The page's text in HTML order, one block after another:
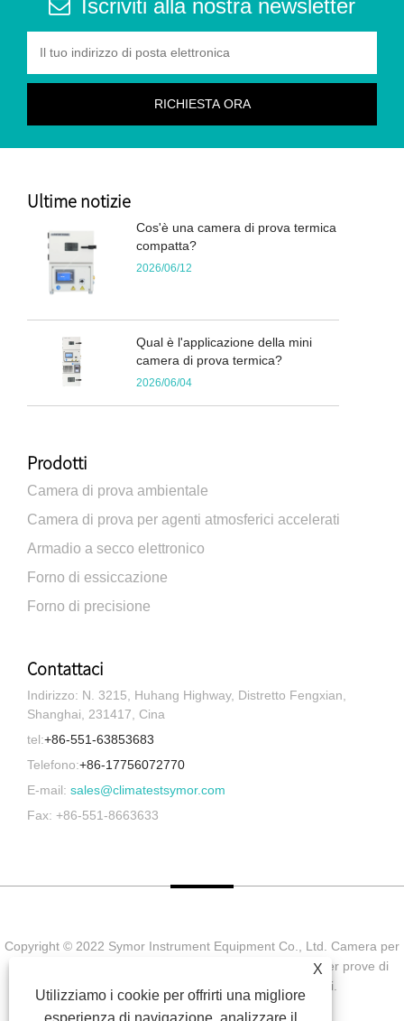
Iscriviti alla nostra newsletter
Ultime notizie
Cos'è una camera di prova termica
compatta?
2026/06/12
Qual è l'applicazione della mini
camera di prova termica?
2026/06/04
Prodotti
Camera di prova ambientale
Camera di prova per agenti atmosferici accelerati
Armadio a secco elettronico
Forno di essiccazione
Forno di precisione
Contattaci
Indirizzo: N. 3215, Huhang Highway, Distretto Fengxian,
Shanghai, 231417, Cina
tel:+86-551-63853683
Telefono:+86-17756072770
E-mail: sales@climatestsymor.com
Fax: +86-551-8663633
Copyright © 2022 Symor Instrument Equipment Co., Ltd. Camera per
prove ambientali, cabina elettronica a secco, camera per prove di
invecchiamento accelerato Tutti i diritti riservati.
X
Utilizziamo i cookie per offrirti una migliore
esperienza di navigazione, analizzare il